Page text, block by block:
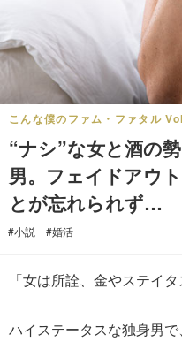
こんな僕のファム・ファタル
“ナシ”な女と酒の
男。フェイドアウ
とが忘れられず…
#小説 #婚活
「女は所詮、金やステイ
ハイステータスな独身男